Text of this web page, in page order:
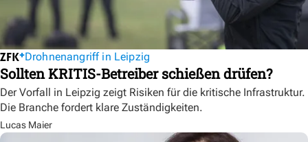
Drohnenangriff in Leipzig
Sollten KRITIS-Betreiber schießen drüfen?
Der Vorfall in Leipzig zeigt Risiken für die kritische Infrastruktur.
Die Branche fordert klare Zuständigkeiten.
Lucas Maier